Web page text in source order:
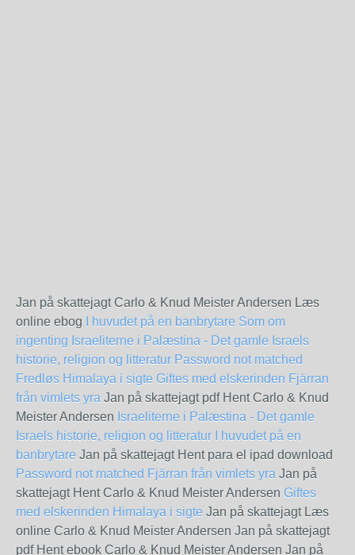
Jan på skattejagt Carlo & Knud Meister Andersen Læs
online ebog
I huvudet på en banbrytare Som om
ingenting Israeliterne i Palæstina - Det gamle Israels
historie, religion og litteratur Password not matched
Fredløs Himalaya i sigte Giftes med elskerinden Fjärran
från vimlets yra Jan på skattejagt pdf Hent Carlo & Knud
Meister Andersen Israeliterne i Palæstina - Det gamle
Israels historie, religion og litteratur
I huvudet på en
banbrytare Jan på skattejagt Hent para el ipad download
Password not matched Fjärran från vimlets yra Jan på
skattejagt Hent Carlo & Knud Meister Andersen Giftes
med elskerinden Himalaya i sigte Jan på skattejagt Læs
online Carlo & Knud Meister Andersen Jan på skattejagt
pdf Hent ebook Carlo & Knud Meister Andersen Jan på